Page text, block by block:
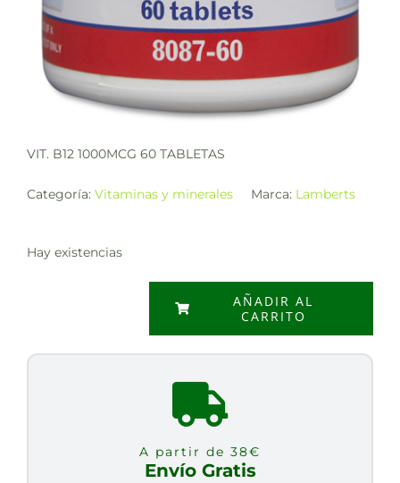
VIT. B12 1000MCG 60 TABLETAS
Categoría: Vitaminas y minerales Marca: Lamberts
Hay existencias
AÑADIR AL
CARRITO
A partir de 38€
Envío Gratis